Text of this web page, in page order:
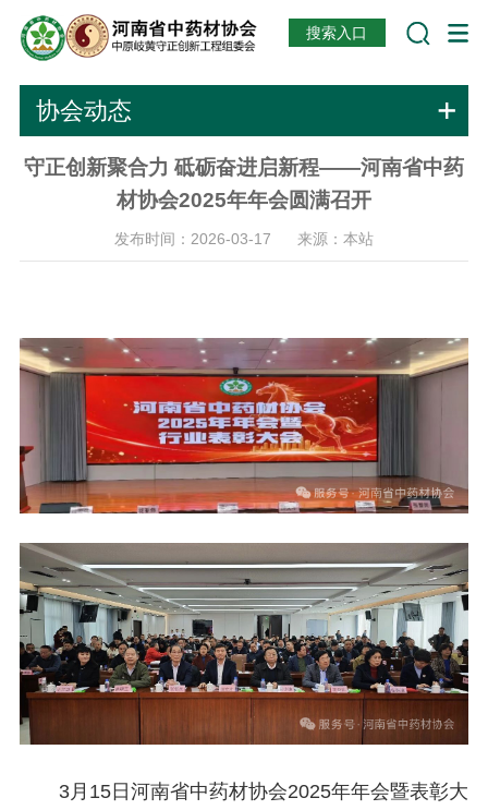
搜索入口
协会动态
守正创新聚合力 砥砺奋进启新程——河南省中药
材协会2025年年会圆满召开
发布时间：2026-03-17 来源：本站
3月15日河南省中药材协会2025年年会暨表彰大